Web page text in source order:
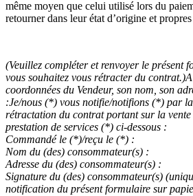
même moyen que celui utilisé lors du
retourner dans leur état d’origine et
(Veuillez compléter et renvoyer le présent
vous souhaitez vous rétracter du
coordonnées du Vendeur, son nom, son
:Je/nous (*) vous notifie/notifions (*) par
rétractation du contrat portant sur la
prestation de services (*) ci-dessous :
Commandé le (*)/reçu le (*) :
Nom du (des) consommateur(s) :
Adresse du (des) consommateur(s) :
Signature du (des) consommateur(s)
notification du présent formulaire sur